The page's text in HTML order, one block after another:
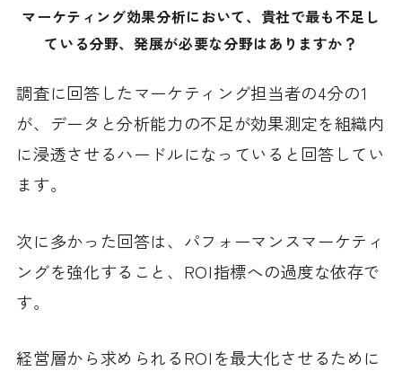
マーケティング効果分析において、貴社で最も不足し
ている分野、発展が必要な分野はありますか？
調査に回答したマーケティング担当者の4分の1
が、データと分析能力の不足が効果測定を組織内
に浸透させるハードルになっていると回答してい
ます。
次に多かった回答は、パフォーマンスマーケティ
ングを強化すること、ROI指標への過度な依存で
す。
経営層から求められるROIを最大化させるために